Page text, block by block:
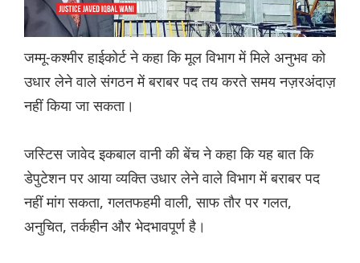
जम्मू-कश्मीर हाईकोर्ट ने कहा कि मूल विभाग में मिले अनुभव को
उधार लेने वाले संगठन में बराबर पद तय करते समय नज़रअंदाज़
नहीं किया जा सकता।
जस्टिस जावेद इकबाल वानी की बेंच ने कहा कि यह बात कि
डेपुटेशन पर आया व्यक्ति उधार लेने वाले विभाग में बराबर पद
नहीं मांग सकता, गलतफहमी वाली, साफ तौर पर गलत,
अनुचित, तर्कहीन और भेदभावपूर्ण है।